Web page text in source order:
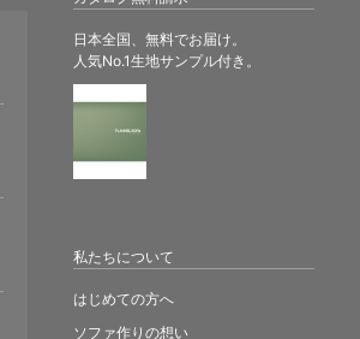
日本全国、無料でお届け。
人気No.1生地サンプル付き。
私たちについて
はじめての方へ
ソファ作りの想い